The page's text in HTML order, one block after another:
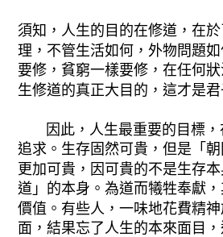
須知，人生的目的在修道，在
理，不管生活如何，外物問題
要修，貧窮一樣要修，在任何
生修道的真正大目的，這才是君
因此，人生最重要的目標，
追求。生存固然可貴，但是「朝
更加可貴，因可貴的不是生存
道」的本身。為道而犧牲奉獻
價值。有些人，一味地花費精
面，結果忘了人生的本來面目